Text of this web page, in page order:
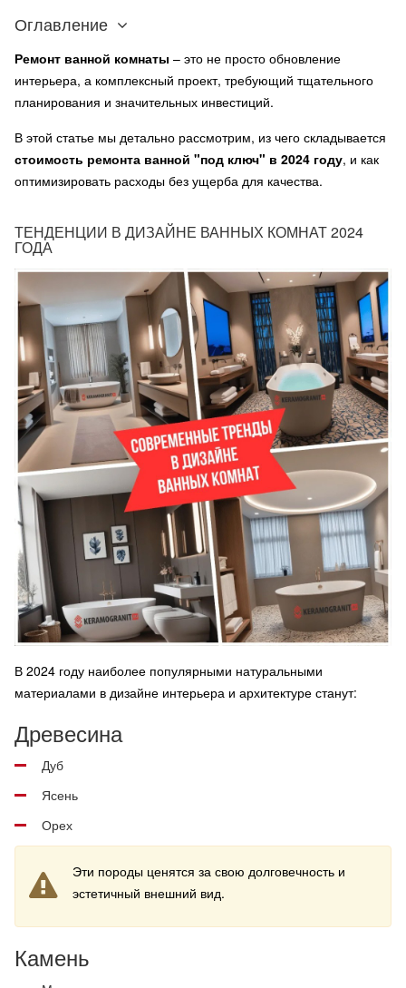
Оглавление
Ремонт ванной комнаты – это не просто обновление
интерьера, а комплексный проект, требующий тщательного
планирования и значительных инвестиций.
В этой статье мы детально рассмотрим, из чего складывается
стоимость ремонта ванной "под ключ" в 2024 году, и как
оптимизировать расходы без ущерба для качества.
ТЕНДЕНЦИИ В ДИЗАЙНЕ ВАННЫХ КОМНАТ 2024
ГОДА
В 2024 году наиболее популярными натуральными
материалами в дизайне интерьера и архитектуре станут:
Древесина
Дуб
Ясень
Орех
Эти породы ценятся за свою долговечность и
эстетичный внешний вид.
Камень